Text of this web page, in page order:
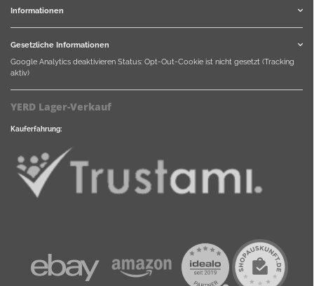
Informationen
Gesetzliche Informationen
Google Analytics deaktivieren Status: Opt-Out-Cookie ist nicht gesetzt (Tracking
aktiv)
YERD Lager-Verkauf
Kauferfahrung: